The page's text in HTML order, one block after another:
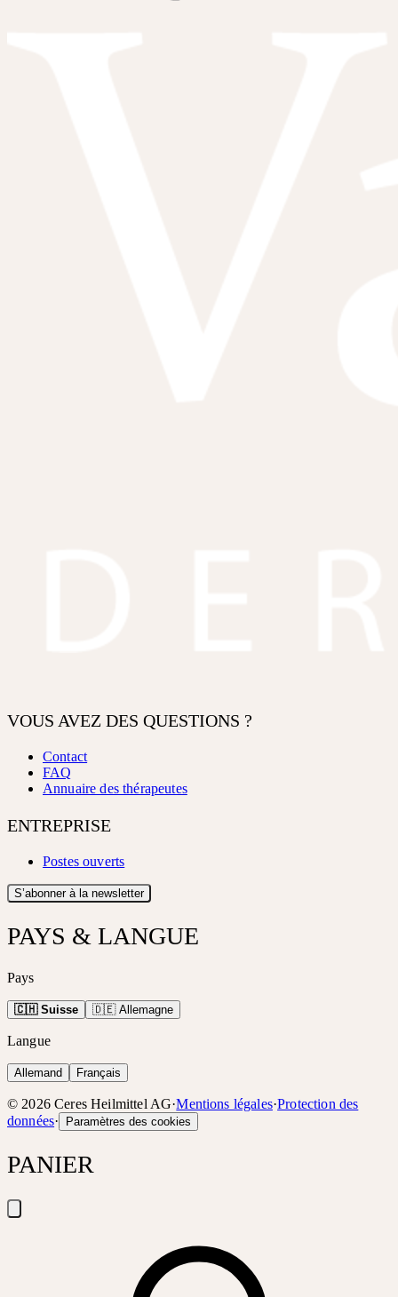
VOUS AVEZ DES QUESTIONS ?
Contact
FAQ
Annuaire des thérapeutes
ENTREPRISE
Postes ouverts
S’abonner à la newsletter
PAYS & LANGUE
Pays
🇨🇭 Suisse 🇩🇪 Allemagne
Langue
Allemand Français
© 2026 Ceres Heilmittel AG·Mentions légales·Protection des
données· Paramètres des cookies
PANIER